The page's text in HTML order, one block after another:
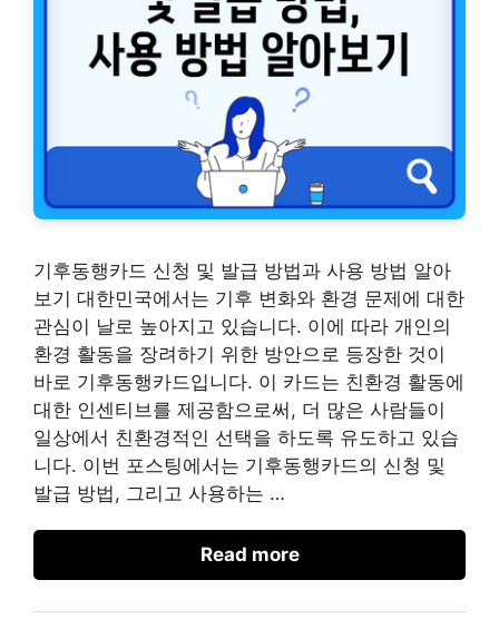
기후동행카드 신청 및 발급 방법과 사용 방법 알아
보기 대한민국에서는 기후 변화와 환경 문제에 대한
관심이 날로 높아지고 있습니다. 이에 따라 개인의
환경 활동을 장려하기 위한 방안으로 등장한 것이
바로 기후동행카드입니다. 이 카드는 친환경 활동에
대한 인센티브를 제공함으로써, 더 많은 사람들이
일상에서 친환경적인 선택을 하도록 유도하고 있습
니다. 이번 포스팅에서는 기후동행카드의 신청 및
발급 방법, 그리고 사용하는 …
Read more